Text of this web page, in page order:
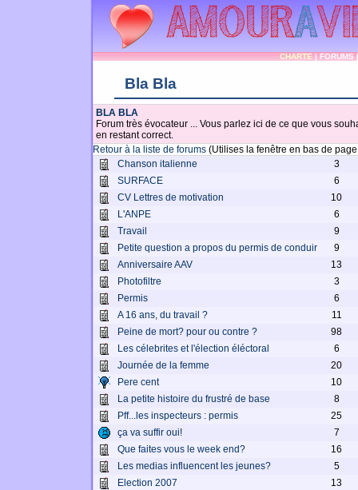
CHARTE|FORUMS
Bla Bla
BLA BLA
Forum très évocateur ... Vous parlez ici de ce que vous
en restant correct.
Retour à la liste de forums (Utilises la fenêtre en bas de
Chanson italienne
3
SURFACE
6
CV Lettres de motivation
10
L'ANPE
6
Travail
9
Petite question a propos du permis de conduir
9
Anniversaire AAV
13
Photofiltre
3
Permis
6
A 16 ans, du travail ?
11
Peine de mort? pour ou contre ?
98
Les célebrites et l'élection éléctoral
6
Journée de la femme
20
Pere cent
10
La petite histoire du frustré de base
8
Pff...les inspecteurs : permis
25
ça va suffir oui!
7
Que faites vous le week end?
16
Les medias influencent les jeunes?
5
Election 2007
13